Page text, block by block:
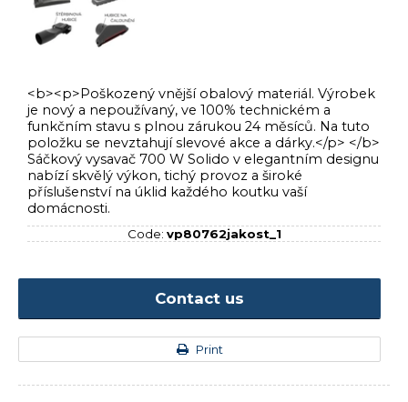
<b><p>Poškozený vnější obalový materiál. Výrobek
je nový a nepoužívaný, ve 100% technickém a
funkčním stavu s plnou zárukou 24 měsíců. Na tuto
položku se nevztahují slevové akce a dárky.</p> </b>
Sáčkový vysavač 700 W Solido v elegantním designu
nabízí skvělý výkon, tichý provoz a široké
příslušenství na úklid každého koutku vaší
domácnosti.
Code: vp80762jakost_1
Contact us
Print